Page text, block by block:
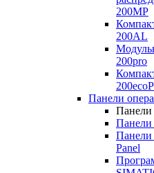
200MP
200AL
200pro
Панели
Панели
Панели
Панели
Panel